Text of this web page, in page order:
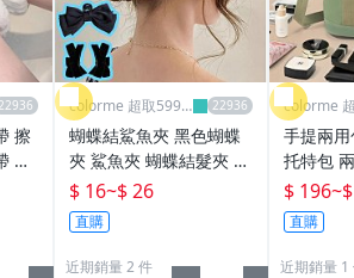
擦
兩
洗
臉
colorme 超取599
免運
蝴蝶結鯊魚夾 黑色蝴蝶
夾 鯊魚夾 蝴蝶結髮夾 小
抓夾 瀏海夾 迷你髮夾 蓬
鬆夾 明星款 蝴蝶結抓夾
韓式 大髮夾 【Y057】C
olor me
$ 16~$ 26
直購
近期銷量 2 件
colorme
免運
手提兩
托特包
背包 手
千層帆
媽媽包
me
$ 196~
直購
近期銷量 1